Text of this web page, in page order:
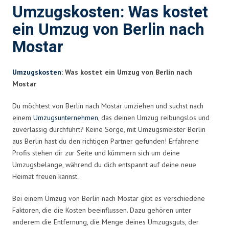
Umzugskosten: Was kostet
ein Umzug von Berlin nach
Mostar
Umzugskosten: Was kostet ein Umzug von Berlin nach
Mostar
Du möchtest von Berlin nach Mostar umziehen und suchst nach
einem Umzugsunternehmen, das deinen Umzug reibungslos und
zuverlässig durchführt? Keine Sorge, mit Umzugsmeister Berlin
aus Berlin hast du den richtigen Partner gefunden! Erfahrene
Profis stehen dir zur Seite und kümmern sich um deine
Umzugsbelange, während du dich entspannt auf deine neue
Heimat freuen kannst.
Bei einem Umzug von Berlin nach Mostar gibt es verschiedene
Faktoren, die die Kosten beeinflussen. Dazu gehören unter
anderem die Entfernung, die Menge deines Umzugsguts, der